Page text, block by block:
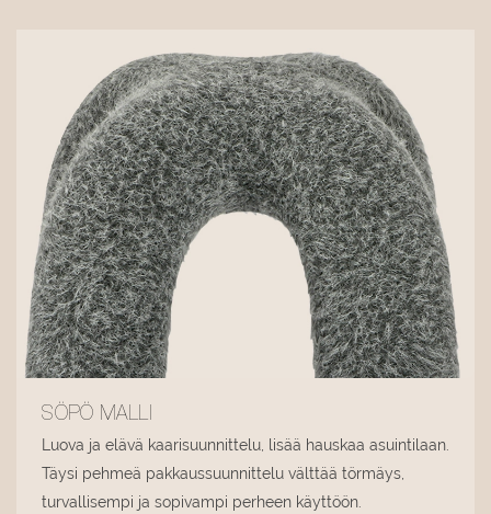
SÖPÖ MALLI
Luova ja elävä kaarisuunnittelu, lisää hauskaa asuintilaan.
Täysi pehmeä pakkaussuunnittelu välttää törmäys,
turvallisempi ja sopivampi perheen käyttöön.